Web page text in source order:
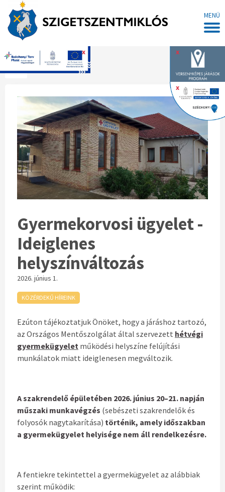
MENÜ
x
x
x
Főoldal
Gyermekorvosi ügyelet -
Ideiglenes
helyszínváltozás
2026. június 1.
KÖZÉRDEKŰ HÍREINK
Ezúton tájékoztatjuk Önöket, hogy a járáshoz tartozó,
az Országos Mentőszolgálat által szervezett hétvégi
gyermekügyelet működési helyszíne felújítási
munkálatok miatt ideiglenesen megváltozik.
A szakrendelő épületében 2026. június 20–21. napján
műszaki munkavégzés (sebészeti szakrendelők és
folyosók nagytakarítása) történik, amely időszakban
a gyermekügyelet helyisége nem áll rendelkezésre.
A fentiekre tekintettel a gyermekügyelet az alábbiak
szerint működik: